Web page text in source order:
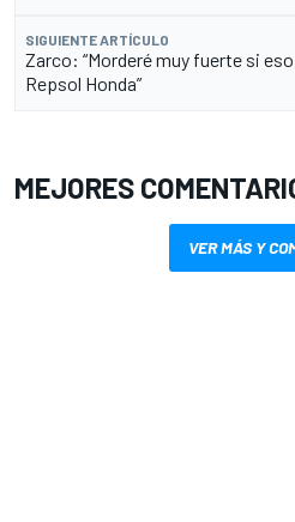
SIGUIENTE ARTÍCULO
Zarco: “Morderé muy fuerte si
Repsol Honda”
MEJORES
VER MÁS Y